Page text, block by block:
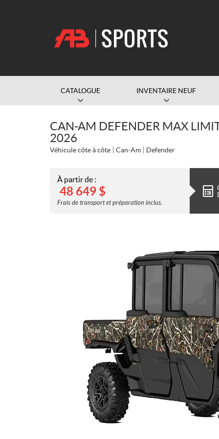
CATALOGUE INVENTAIRE NEUF
CAN-AM DEFENDER MAX
2026
Véhicule côte à côte Can-Am Defender
À partir de :
48 649 $
Frais de transport et préparation inclus.